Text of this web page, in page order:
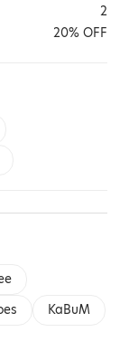
2
20% OFF
KaBuM